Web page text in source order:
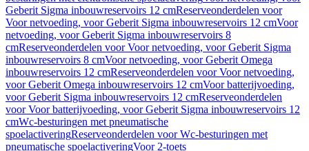
Geberit Sigma inbouwreservoirs 12 cmReserveonderdelen voor
Voor netvoeding, voor Geberit Sigma inbouwreservoirs 12 cmVoor
netvoeding, voor Geberit Sigma inbouwreservoirs 8
cmReserveonderdelen voor Voor netvoeding, voor Geberit Sigma
inbouwreservoirs 8 cmVoor netvoeding, voor Geberit Omega
inbouwreservoirs 12 cmReserveonderdelen voor Voor netvoeding,
voor Geberit Omega inbouwreservoirs 12 cmVoor batterijvoeding,
voor Geberit Sigma inbouwreservoirs 12 cmReserveonderdelen
voor Voor batterijvoeding, voor Geberit Sigma inbouwreservoirs 12
cmWc-besturingen met pneumatische
spoelactiveringReserveonderdelen voor Wc-besturingen met
pneumatische spoelactiveringVoor 2-toets